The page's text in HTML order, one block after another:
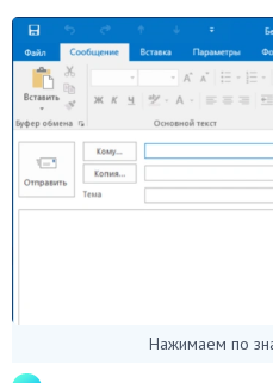
Нажимаем по